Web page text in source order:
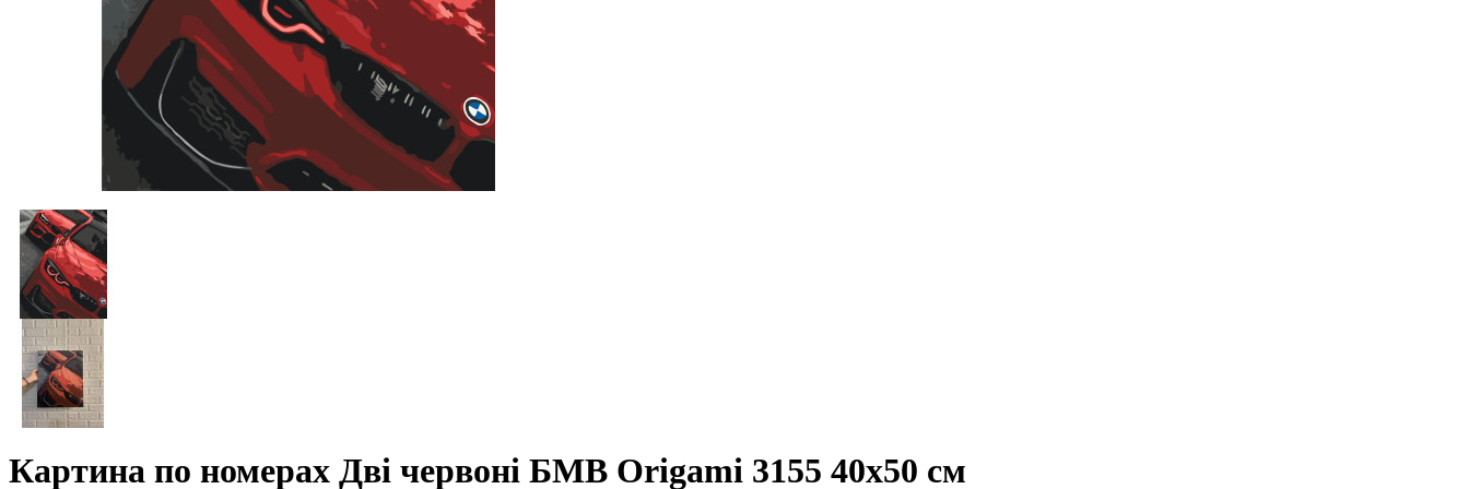
Картина по номерах Дві червоні БМВ Origami 3155 40x50 см